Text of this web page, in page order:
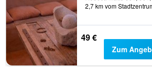
die
die
Anzahl
der
Tage
vor
dem
2,7 km vom
49 €
Zum